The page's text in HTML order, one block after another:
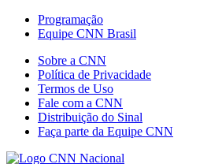
Programação
Equipe CNN Brasil
Sobre a CNN
Política de Privacidade
Termos de Uso
Fale com a CNN
Distribuição do Sinal
Faça parte da Equipe CNN